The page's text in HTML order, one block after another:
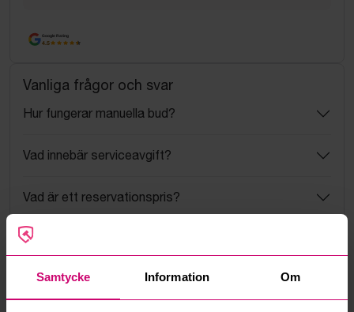
Samtycke Information Om
Google Rating
4.5
Vanliga frågor och svar
Hur fungerar manuella bud?
Vad innebär serviceavgift?
Vad är ett reservationspris?
Hur fungerar maxbud?
Hur fungerar budmotorn?